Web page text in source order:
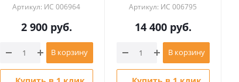
Артикул: ИС 006964
2 900руб.
В корзину
Артикул: ИС 006795
14 400руб.
В корзину